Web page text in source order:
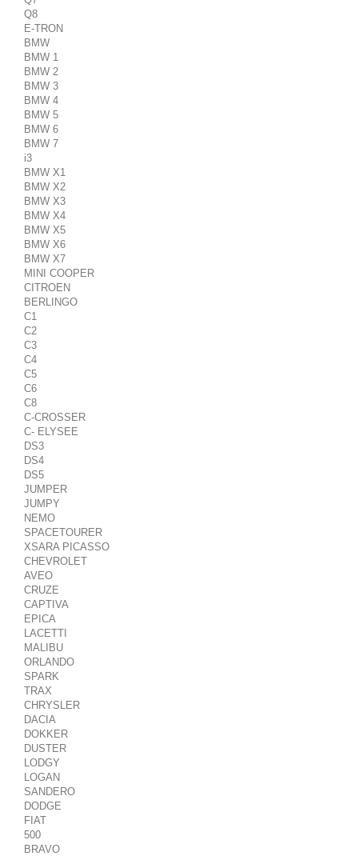
Q8
E-TRON
BMW
BMW 1
BMW 2
BMW 3
BMW 4
BMW 5
BMW 6
BMW 7
i3
BMW X1
BMW X2
BMW X3
BMW X4
BMW X5
BMW X6
BMW X7
MINI COOPER
CITROEN
BERLINGO
C1
C2
C3
C4
C5
C6
C8
C-CROSSER
C- ELYSEE
DS3
DS4
DS5
JUMPER
JUMPY
NEMO
SPACETOURER
XSARA PICASSO
CHEVROLET
AVEO
CRUZE
CAPTIVA
EPICA
LACETTI
MALIBU
ORLANDO
SPARK
TRAX
CHRYSLER
DACIA
DOKKER
DUSTER
LODGY
LOGAN
SANDERO
DODGE
FIAT
500
BRAVO